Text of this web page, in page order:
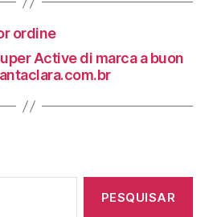
ordine
Active di marca a buon